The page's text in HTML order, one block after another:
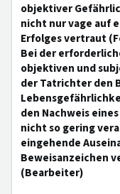
objektiver
nicht nur vage auf
Erfolges vertraut
Bei der
objektiven und
der Tatrichter den
den Nachweis
nicht so gering
eingehende
Beweisanzeichen
(Bearbeiter)